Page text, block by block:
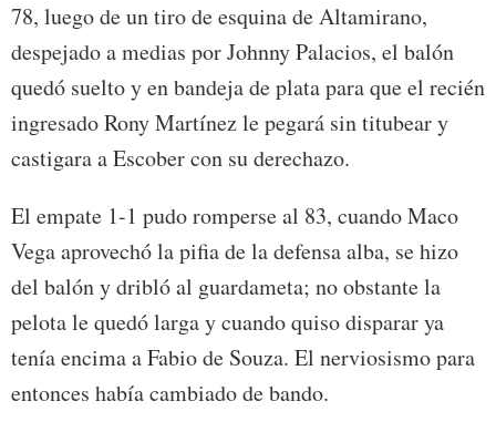
78, luego de un tiro de esquina de Altamirano,
despejado a medias por Johnny Palacios, el balón
quedó suelto y en bandeja de plata para que el recién
ingresado Rony Martínez le pegará sin titubear y
castigara a Escober con su derechazo.
El empate 1-1 pudo romperse al 83, cuando Maco
Vega aprovechó la pifia de la defensa alba, se hizo
del balón y dribló al guardameta; no obstante la
pelota le quedó larga y cuando quiso disparar ya
tenía encima a Fabio de Souza. El nerviosismo para
entonces había cambiado de bando.